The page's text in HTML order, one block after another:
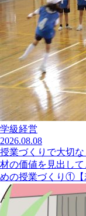
学級経営
2026.08.08
授業づくりで大切
材の価値を見出し
めの授業づくり①【